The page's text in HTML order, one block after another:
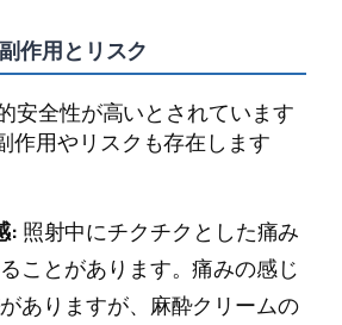
作用とリスク
安全性が高いとされています
作用やリスクも存在します
: 照射中にチクチクとした痛み
ことがあります。痛みの感じ
ありますが、麻酔クリームの